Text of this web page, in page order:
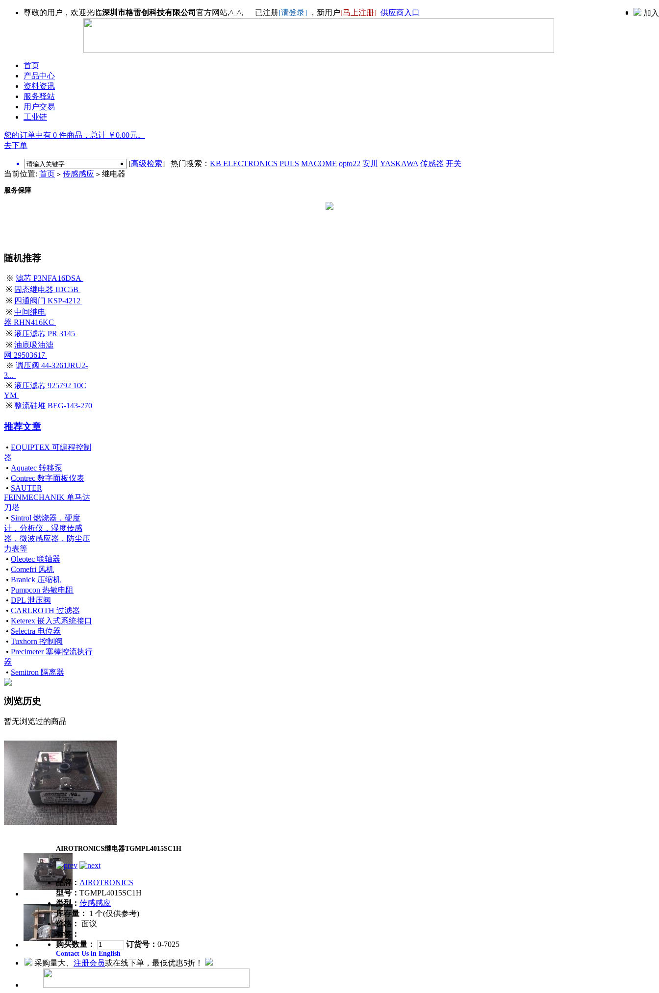
尊敬的用户，欢迎光临深圳市格雷创科技有限公司 官方网站,^_^, 已注册[请登录] ，新用户[马上注册] 供应商入口 加
首页
产品中心
资料资讯
服务驿站
用户交易
工业链
您的订单中有 0 件商品，总计 ￥0.00元。
去下单
[高级检索] 热门搜索： KB ELECTRONICS PULS MACOME opto22 安川 YASKAWA 传感器 开关
当前位置: 首页 > 传感感应 > 继电器
服务保障
随机推荐
※ 滤芯 P3NFA16DSA
※ 固态继电器 IDC5B
※ 四通阀门 KSP-4212
※ 中间继电
器 RHN416KC
※ 液压滤芯 PR 3145
※ 油底吸油滤
网 29503617
※ 调压阀 44-3261JRU2-
3...
※ 液压滤芯 925792 10C
YM
※ 整流硅堆 BEG-143-270
推荐文章
• EQUIPTEX 可编程控制
器
• Aquatec 转移泵
• Contrec 数字面板仪表
• SAUTER
FEINMECHANIK 单马达
刀塔
• Sintrol 燃烧器，硬度
计，分析仪，湿度传感
器，微波感应器，防尘压
力表等
• Oleotec 联轴器
• Comefri 风机
• Branick 压缩机
• Pumpcon 热敏电阻
• DPL 泄压阀
• CARLROTH 过滤器
• Keterex 嵌入式系统接口
• Selectra 电位器
• Tuxhorn 控制阀
• Precimeter 塞棒控流执行
器
• Semitron 隔离器
浏览历史
暂无浏览过的商品
AIROTRONICS继电器TGMPL4015SC1H
品牌： AIROTRONICS
型号： TGMPL4015SC1H
类型： 传感感应
库存量：
1 个(仅供参考)
价格： 面议
标签：
购买数量：
订货号： 0-7025
Contact Us in English
采购量大、 注册会员或在线下单，最低优惠5折！